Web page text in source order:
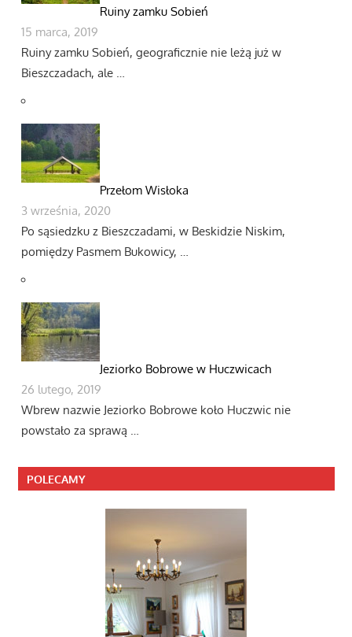
Ruiny zamku Sobień
15 marca, 2019
Ruiny zamku Sobień, geograficznie nie leżą już w
Bieszczadach, ale …
Przełom Wisłoka
3 września, 2020
Po sąsiedzku z Bieszczadami, w Beskidzie Niskim,
pomiędzy Pasmem Bukowicy, …
Jeziorko Bobrowe w Huczwicach
26 lutego, 2019
Wbrew nazwie Jeziorko Bobrowe koło Huczwic nie
powstało za sprawą …
POLECAMY